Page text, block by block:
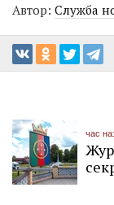
Автор: Служба
час